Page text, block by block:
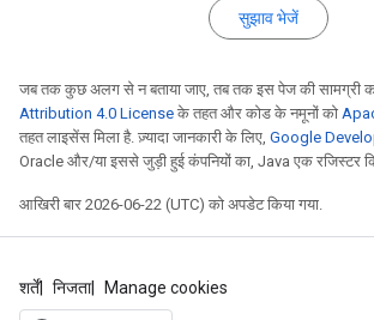
सुझाव भेजें
जब तक कुछ अलग से न बताया जाए, तब तक इस पेज की सामग्री
Attribution 4.0 License के तहत और कोड के नमूनों को
तहत लाइसेंस मिला है. ज़्यादा जानकारी के लिए, Google
Oracle और/या इससे जुड़ी हुई कंपनियों का, Java एक रजिस्टर
आखिरी बार 2026-06-22 (UTC) को अपडेट किया गया.
शर्तें निजता Manage cookies